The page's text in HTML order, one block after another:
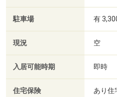
駐車場 有
現況 空
入居可能時期 即時
住宅保険 あり住